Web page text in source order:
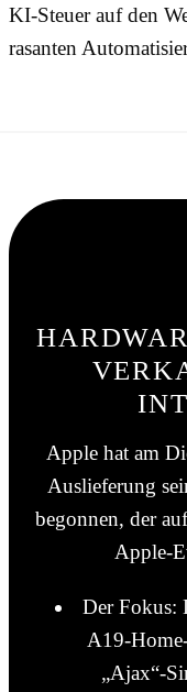
KI-Steuer auf den
rasanten
Apple hat am
Auslieferung
begonnen, der
Apple-
Der Fokus:
A19-
„Ajax“-